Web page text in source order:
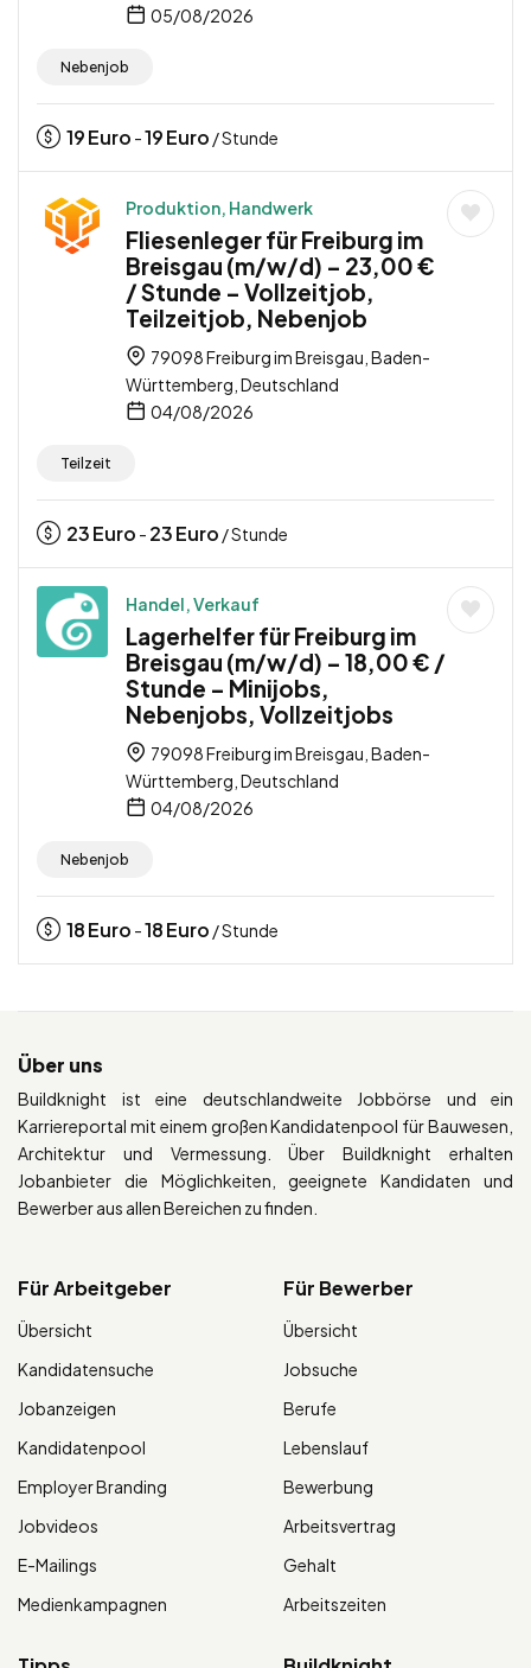
05/08/2026
Nebenjob
19Euro -19Euro / Stunde
Produktion, Handwerk
Fliesenleger für Freiburg im
Breisgau (m/w/d) – 23,00 €
/ Stunde – Vollzeitjob,
Teilzeitjob, Nebenjob
79098 Freiburg im Breisgau, Baden-
Württemberg, Deutschland
04/08/2026
Teilzeit
23Euro - 23Euro / Stunde
Handel, Verkauf
Lagerhelfer für Freiburg im
Breisgau (m/w/d) – 18,00 € /
Stunde – Minijobs,
Nebenjobs, Vollzeitjobs
79098 Freiburg im Breisgau, Baden-
Württemberg, Deutschland
04/08/2026
Nebenjob
18Euro -18Euro / Stunde
Über uns
Buildknight ist eine deutschlandweite Jobbörse und ein
Karriereportal mit einem großen Kandidatenpool für Bauwesen,
Architektur und Vermessung. Über Buildknight erhalten
Jobanbieter die Möglichkeiten, geeignete Kandidaten und
Bewerber aus allen Bereichen zu finden.
Für Arbeitgeber
Übersicht
Kandidatensuche
Jobanzeigen
Kandidatenpool
Employer Branding
Jobvideos
E-Mailings
Medienkampagnen
Für Bewerber
Übersicht
Jobsuche
Berufe
Lebenslauf
Bewerbung
Arbeitsvertrag
Gehalt
Arbeitszeiten